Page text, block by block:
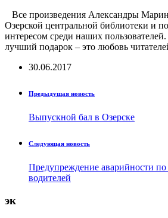
Все произведения Александры
Озерской центральной библиотеки и
интересом среди наших
лучший подарок – это любовь
30.06.2017
Предыдущая новость
Выпускной бал в Озерске
Следующая новость
Предупреждение аварийности по
водителей
эк